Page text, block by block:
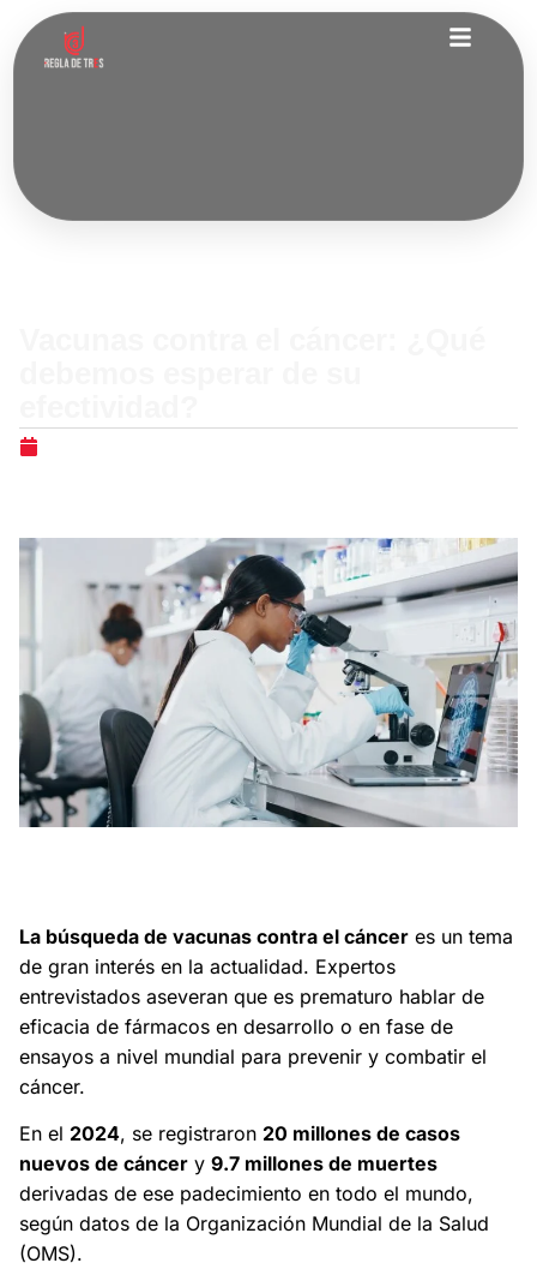
La búsqueda de vacunas contra el cáncer es un tema
de gran interés en la actualidad. Expertos
entrevistados aseveran que es prematuro hablar de
eficacia de fármacos en desarrollo o en fase de
ensayos a nivel mundial para prevenir y combatir el
cáncer.
En el 2024, se registraron 20 millones de casos
nuevos de cáncer y 9.7 millones de muertes
derivadas de ese padecimiento en todo el mundo,
según datos de la Organización Mundial de la Salud
(OMS).